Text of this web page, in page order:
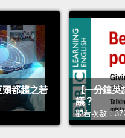
都趨之若
【一分鐘英
議？
觀看次數：